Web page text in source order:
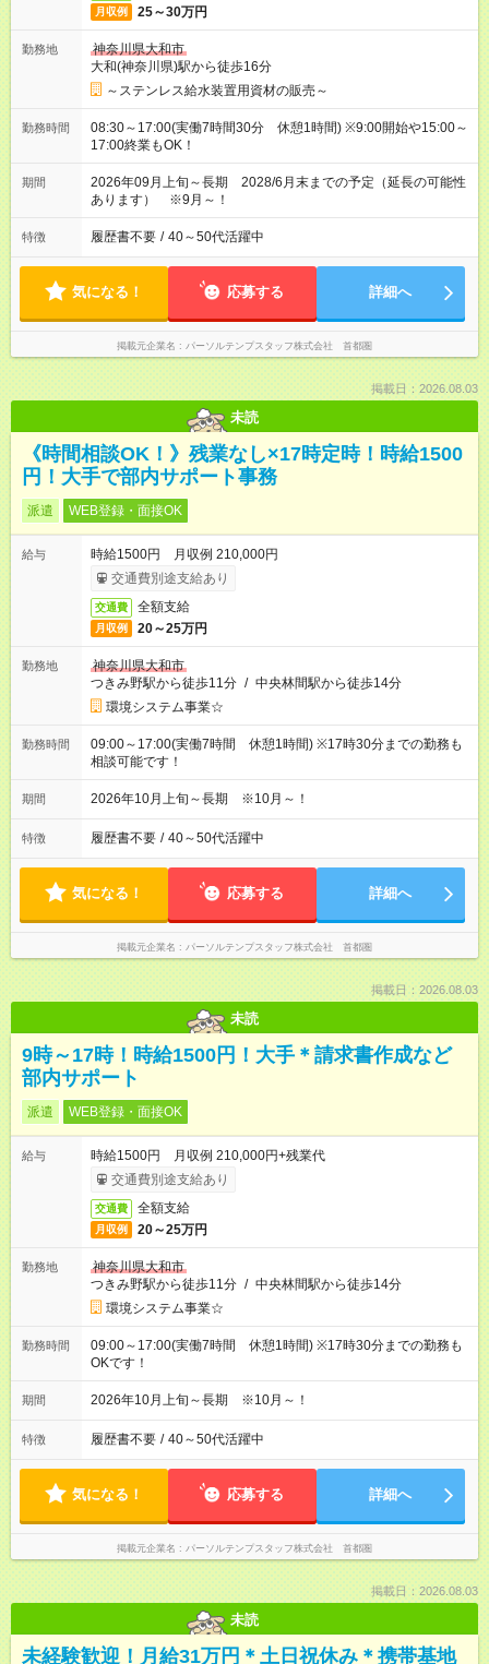
月収例 25～30万円
勤務地
神奈川県大和市
大和(神奈川県)駅から徒歩16分
～ステンレス給水装置用資材の販売～
勤務時間
08:30～17:00(実働7時間30分 休憩1時間) ※9:00開始や15:00～
17:00終業もOK！
期間
2026年09月上旬～長期 2028/6月末までの予定（延長の可能性
あります） ※9月～！
特徴 履歴書不要 / 40～50代活躍中
気になる！ 応募する 詳細へ
掲載元企業名 パーソルテンプスタッフ株式会社 首都圏
掲載日：2026.08.03
未読
《時間相談OK！》残業なし×17時定時！時給1500
円！大手で部内サポート事務
派遣 WEB登録・面接OK
給与
時給1500円 月収例 210,000円
交通費別途支給あり
交通費 全額支給
月収例 20～25万円
勤務地
神奈川県大和市
つきみ野駅から徒歩11分 / 中央林間駅から徒歩14分
環境システム事業☆
勤務時間
09:00～17:00(実働7時間 休憩1時間) ※17時30分までの勤務も
相談可能です！
期間 2026年10月上旬～長期 ※10月～！
特徴 履歴書不要 / 40～50代活躍中
気になる！ 応募する 詳細へ
掲載元企業名 パーソルテンプスタッフ株式会社 首都圏
掲載日：2026.08.03
未読
9時～17時！時給1500円！大手＊請求書作成など
部内サポート
派遣 WEB登録・面接OK
給与
時給1500円 月収例 210,000円+残業代
交通費別途支給あり
交通費 全額支給
月収例 20～25万円
勤務地
神奈川県大和市
つきみ野駅から徒歩11分 / 中央林間駅から徒歩14分
環境システム事業☆
勤務時間
09:00～17:00(実働7時間 休憩1時間) ※17時30分までの勤務も
OKです！
期間 2026年10月上旬～長期 ※10月～！
特徴 履歴書不要 / 40～50代活躍中
気になる！ 応募する 詳細へ
掲載元企業名 パーソルテンプスタッフ株式会社 首都圏
掲載日：2026.08.03
未読
未経験歓迎！月給31万円＊土日祝休み＊携帯基地